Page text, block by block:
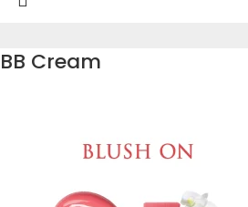
BB Cream